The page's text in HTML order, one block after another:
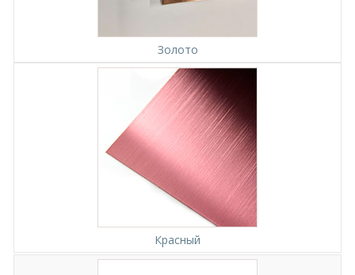
Золото
Красный